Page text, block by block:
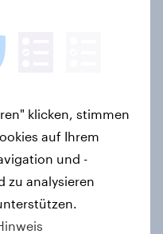
Wenn KI
Schlaf: Frei
dominiert,
bieten
klicken, stimmen
auf Ihrem
und -
zu analysieren